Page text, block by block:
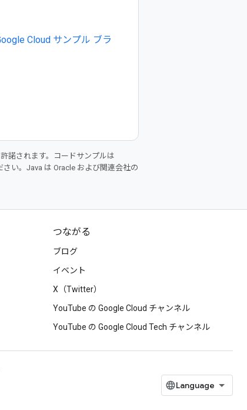
Cloud サンプル ブラ
諾されます。コードサンプルは
さい。Java は Oracle および関連会社の
つながる
ブログ
イベント
X（Twitter）
YouTube の Google Cloud チャンネル
YouTube の Google Cloud Tech チャンネル